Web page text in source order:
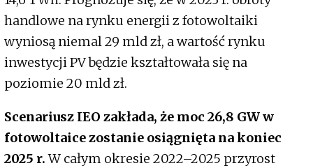
handlowe na rynku energii z fotowoltaiki
wyniosą niemal 29 mld zł, a wartość rynku
inwestycji PV będzie kształtowała się na
poziomie 20 mld zł.
Scenariusz IEO zakłada, że moc 26,8 GW w
fotowoltaice zostanie osiągnięta na koniec
2025 r.W całym okresie 2022–2025 przyrost